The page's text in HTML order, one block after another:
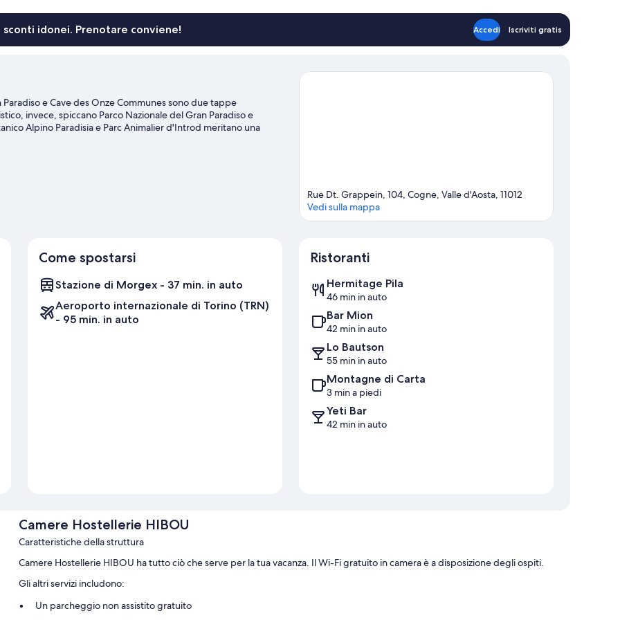
idonei. Prenotare conviene! Accedi Iscriviti gratis
e Cave des Onze Communes sono due tappe
invece, spiccano Parco Nazionale del Gran Paradiso e
Alpino Paradisia e Parc Animalier d'Introd meritano una
lo sci di fondo, gli impianti di risalita e la navetta per le piste
Rue Dt. Grappein, 104, Cogne, Valle d'Aosta, 11012
Vedi sulla mappa
Come spostarsi
Stazione di Morgex - 37 min. in auto
Aeroporto internazionale di Torino (TRN)
- 95 min. in auto
Ristoranti
Hermitage Pila
46 min in auto
Bar Mion
42 min in auto
Lo Bautson
55 min in auto
Montagne di Carta
3 min a piedi
Yeti Bar
42 min in auto
Camere Hostellerie HIBOU
Caratteristiche della struttura
Camere Hostellerie HIBOU ha tutto ciò che serve per la tua vacanza. Il Wi-Fi gratuito in camera è a disposizione degli ospiti.
Gli altri servizi includono:
Un parcheggio non assistito gratuito